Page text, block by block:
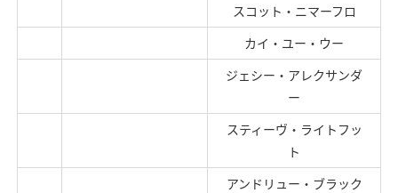
スコット・ニマーフロ
カイ・ユー・ウー
ジェシー・アレクサンダ
ー
スティーヴ・ライトフッ
ト
アンドリュー・ブラック